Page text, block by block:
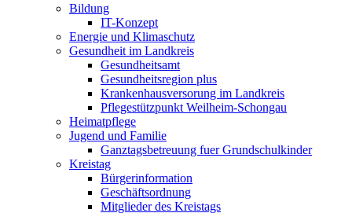
Bildung
IT-Konzept
Energie und Klimaschutz
Gesundheit im Landkreis
Gesundheitsamt
Gesundheitsregion plus
Krankenhausversorung im Landkreis
Pflegestützpunkt Weilheim-Schongau
Heimatpflege
Jugend und Familie
Ganztagsbetreuung fuer Grundschulkinder
Kreistag
Bürgerinformation
Geschäftsordnung
Mitglieder des Kreistags